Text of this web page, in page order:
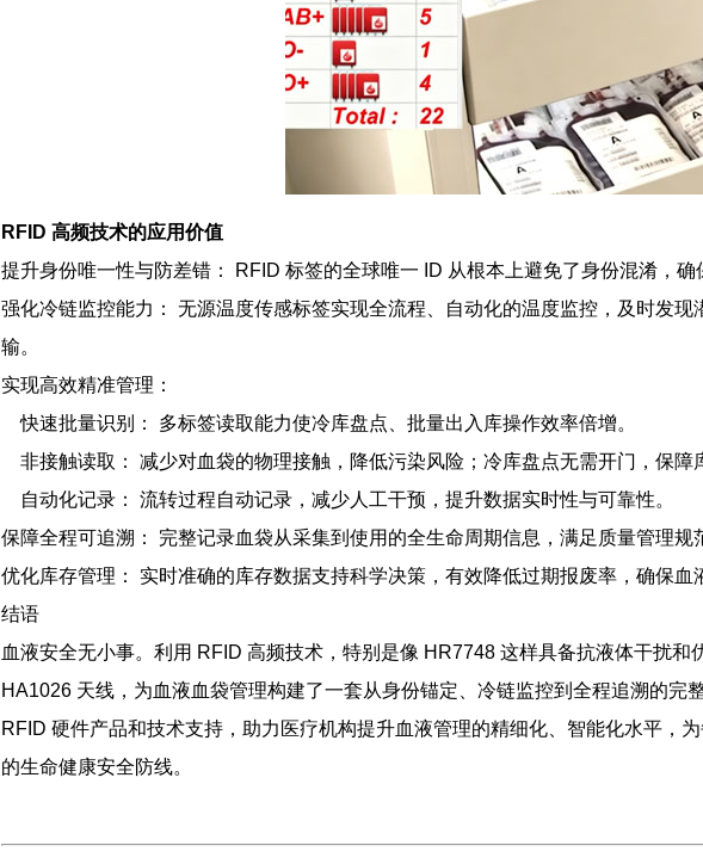
RFID 高频技术的应用价值
提升身份唯一性与防差错： RFID 标签的全球唯一 ID 从根本上避免了身份混淆，确
强化冷链监控能力： 无源温度传感标签实现全流程、自动化的温度监控，及时发
输。
实现高效精准管理：
快速批量识别： 多标签读取能力使冷库盘点、批量出入库操作效率倍增。
非接触读取： 减少对血袋的物理接触，降低污染风险；冷库盘点无需开门，保障
自动化记录： 流转过程自动记录，减少人工干预，提升数据实时性与可靠性。
保障全程可追溯： 完整记录血袋从采集到使用的全生命周期信息，满足质量管理规
优化库存管理： 实时准确的库存数据支持科学决策，有效降低过期报废率，确保血
结语
血液安全无小事。利用 RFID 高频技术，特别是像 HR7748 这样具备抗液体干扰
HA1026 天线，为血液血袋管理构建了一套从身份锚定、冷链监控到全程追溯的完
RFID 硬件产品和技术支持，助力医疗机构提升血液管理的精细化、智能化水平，
的生命健康安全防线。